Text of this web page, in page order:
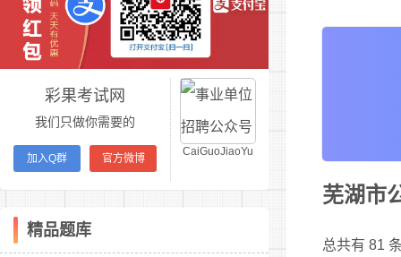
彩果考试网
我们只做你需要的
加入Q群 官方微博
CaiGuoJiaoYu
精品题库
芜湖市
总共有 81